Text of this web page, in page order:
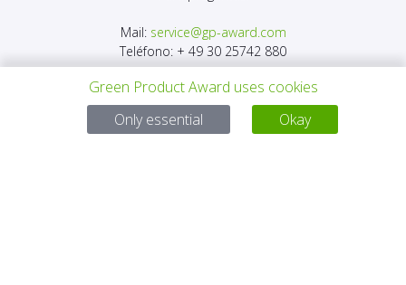
Mail: service@gp-award.com
Teléfono: + 49 30 25742 880
Green Product Award uses cookies
Only essential
Okay